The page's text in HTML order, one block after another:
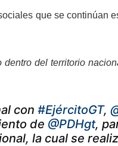
que se continúan
del territorio
con #EjércitoGT,
de @PDHgt,
la cual se